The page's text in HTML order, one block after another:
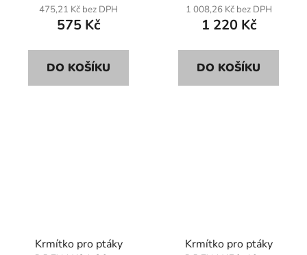
475,21 Kč bez DPH
575 Kč
DO KOŠÍKU
1 008,26 Kč bez DPH
1 220 Kč
DO KOŠÍKU
Krmítko pro ptáky
Krmítko pro ptáky